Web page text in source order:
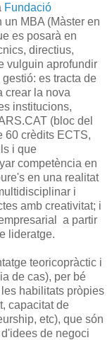
Fundació
un MBA (Màster en
es posarà en
directius,
vulguin aprofundir
es tracta de
crear la nova
institucions,
(bloc del
60 crèdits ECTS,
i que
competència en
en una realitat
i
amb creativitat; i
a partir
lideratge.
teoricopràctic i
de cas), per bé
habilitats pròpies
capacitat de
etc), que són
de negoci